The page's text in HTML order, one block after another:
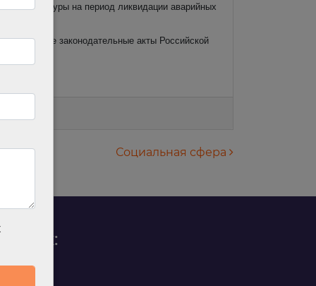
температуры на период ликвидации аварийных
отдельные законодательные акты Российской
Социальная сфера